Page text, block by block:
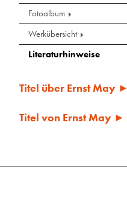
Fotoalbum
Werkübersicht
Literaturhinweise
Titel über Ernst May ►
Titel von Ernst May ►